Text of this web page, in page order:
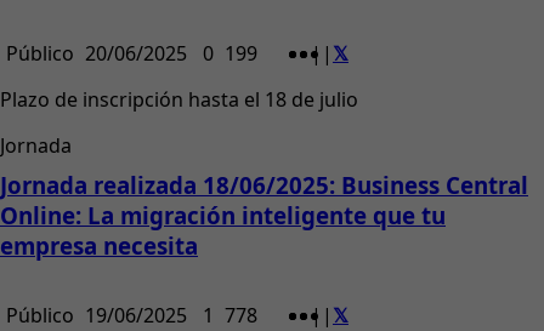
Público 20/06/2025 0 199 | |
Plazo de inscripción hasta el 18 de julio
Jornada
Jornada realizada 18/06/2025: Business Central
Online: La migración inteligente que tu
empresa necesita
Público 19/06/2025 1 778 | |